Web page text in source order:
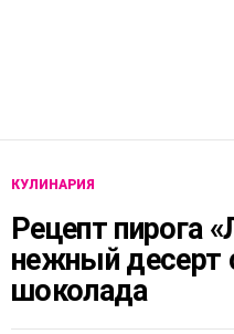
КУЛИНАРИЯ
Рецепт пирога
нежный десерт
шоколада